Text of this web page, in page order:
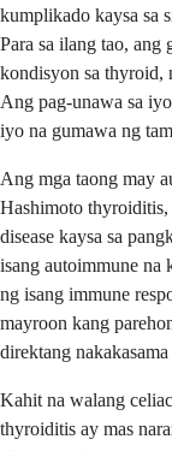
kumplikado kaysa sa
Para sa ilang tao, ang
kondisyon sa thyroid,
Ang pag-unawa sa
iyo na gumawa ng
Ang mga taong may
Hashimoto thyroiditis,
disease kaysa sa
isang autoimmune na
ng isang immune
mayroon kang
direktang
Kahit na walang
thyroiditis ay mas